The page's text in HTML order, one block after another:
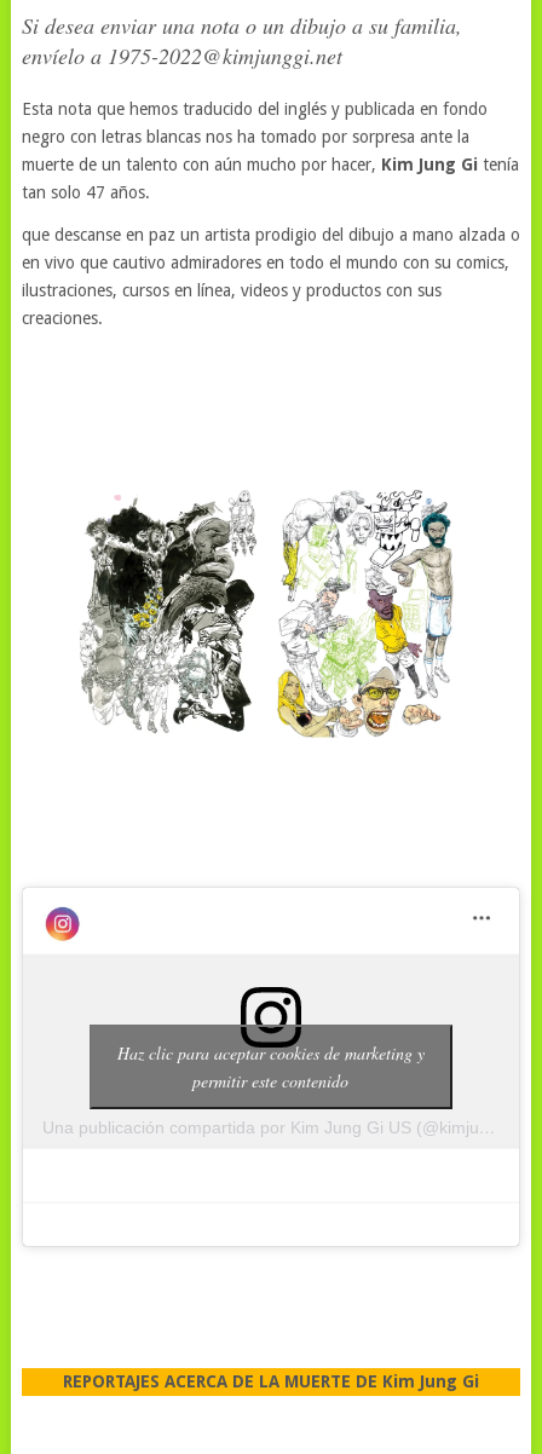
Si desea enviar una nota o un dibujo a su familia,
envíelo a 1975-2022@kimjunggi.net
Esta nota que hemos traducido del inglés y publicada en fondo
negro con letras blancas nos ha tomado por sorpresa ante la
muerte de un talento con aún mucho por hacer, Kim Jung Gi tenía
tan solo 47 años.
que descanse en paz un artista prodigio del dibujo a mano alzada o
en vivo que cautivo admiradores en todo el mundo con su comics,
ilustraciones, cursos en línea, videos y productos con sus
creaciones.
Haz clic para aceptar cookies de marketing y
permitir este contenido
REPORTAJES ACERCA DE LA MUERTE DE Kim Jung Gi